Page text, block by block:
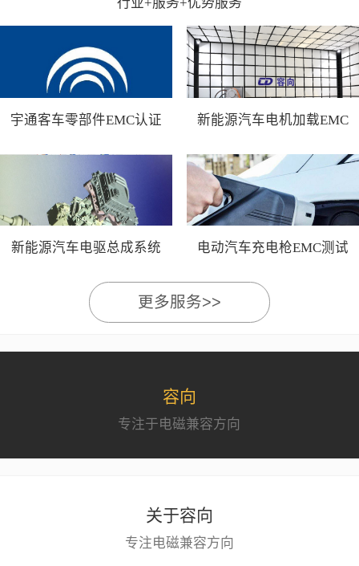
宇通客车零部件EMC认证
新能源汽车电机加载EMC
新能源汽车电驱总成系统
电动汽车充电枪EMC测试
更多服务>>
容向
专注于电磁兼容方向
关于容向
专注电磁兼容方向